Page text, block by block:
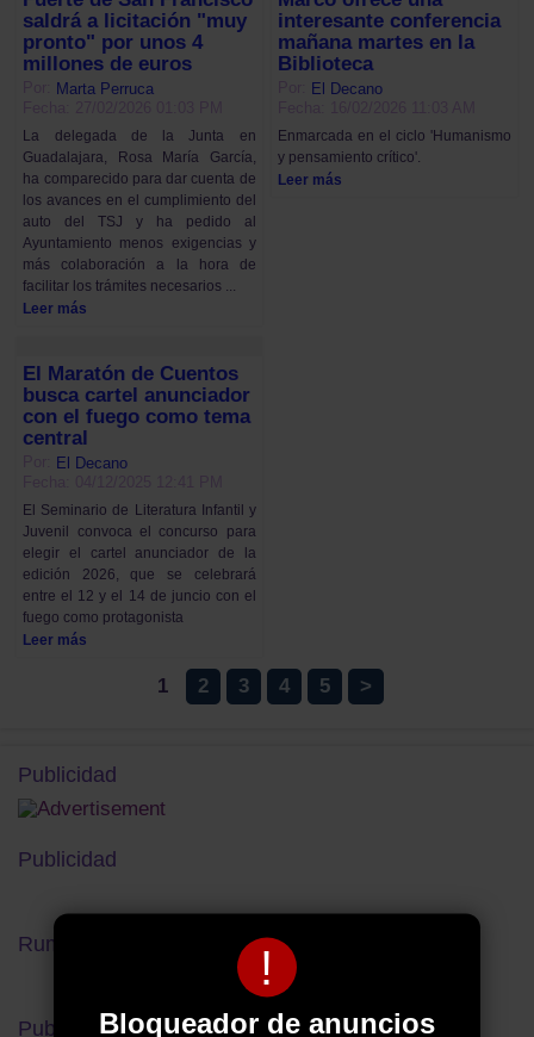
!
Bloqueador de anuncios
saldrá a licitación "muy
pronto" por unos 4
millones de euros
Marta Perruca
La delegada de la Junta en
Guadalajara, Rosa María García,
ha comparecido para dar cuenta de
los avances en el cumplimiento del
auto del TSJ y ha pedido al
Ayuntamiento menos exigencias y
más colaboración a la hora de
facilitar los trámites necesarios ...
Leer más
interesante conferencia
mañana martes en la
Biblioteca
El Decano
Enmarcada en el ciclo 'Humanismo
y pensamiento crítico'.
Leer más
El Maratón de Cuentos
busca cartel anunciador
con el fuego como tema
central
El Decano
El Seminario de Literatura Infantil y
Juvenil convoca el concurso para
elegir el cartel anunciador de la
edición 2026, que se celebrará
entre el 12 y el 14 de juncio con el
fuego como protagonista
Leer más
1 2 3 4 5 >
Publicidad
Publicidad
Rumbo al Eclipse Total
Publicidad